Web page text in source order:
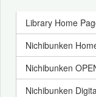
Library Home
Nichibunken
Nichibunken
Nichibunken